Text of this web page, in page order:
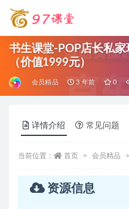
书生课堂-POP店长私
（价值1999元）
会员精品 3 年前 0
详情介绍 常见问题
当前位置： 首页 会员精品
资源信息